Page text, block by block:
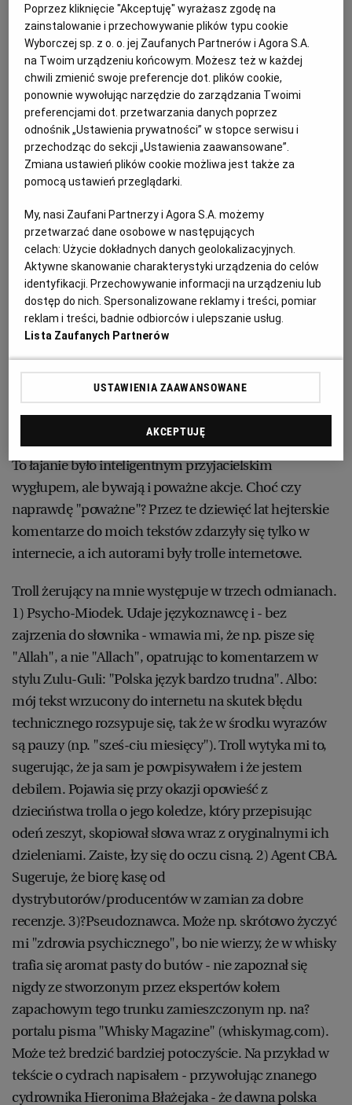
WARSZAWA
WROCŁAW
ZAKOPANE
ZIELONA GÓRA
warszawskiej restauracji, jedliśmy kolację i - jak to
mówią w "Monty Pythonie" - nie spodziewaliśmy się
Hiszpańskiej Inkwizycji. Wtem pojawił się Dystrybutor
i huzia na mnie! - Coś ty najlepszego narobił? - mówi. -
Napisałeś o tej białej kadarce [kuriozum - białe wino z
czerwonych gron odmiany kadarka - przyp. autora] i
teraz każdy jej chce. Sprzedałem już wszystko, co
miałem, a ludzie ciągle pytają. I co ja mam im
powiedzieć?!
To łajanie było inteligentnym przyjacielskim
wygłupem, ale bywają i poważne akcje. Choć czy
naprawdę "poważne"? Przez te dziewięć lat hejterskie
komentarze do moich tekstów zdarzyły się tylko w
internecie, a ich autorami były trolle internetowe.
Troll żerujący na mnie występuje w trzech odmianach.
1) Psycho-Miodek. Udaje językoznawcę i - bez
zajrzenia do słownika - wmawia mi, że np. pisze się
"Allah", a nie "Allach", opatrując to komentarzem w
stylu Zulu-Guli: "Polska język bardzo trudna". Albo:
mój tekst wrzucony do internetu na skutek błędu
technicznego rozsypuje się, tak że w środku wyrazów
są pauzy (np. "sześ-ciu miesięcy"). Troll wytyka mi to,
sugerując, że ja sam je powpisywałem i że jestem
debilem. Pojawia się przy okazji opowieść z
dzieciństwa trolla o jego koledze, który przepisując
odeń zeszyt, skopiował słowa wraz z oryginalnymi ich
dzieleniami. Zaiste, łzy się do oczu cisną. 2) Agent CBA.
Sugeruje, że biorę kasę od
dystrybutorów/producentów w zamian za dobre
recenzje. 3)?Pseudoznawca. Może np. skrótowo życzyć
mi "zdrowia psychicznego", bo nie wierzy, że w whisky
trafia się aromat pasty do butów - nie zapoznał się
nigdy ze stworzonym przez ekspertów kołem
zapachowym tego trunku zamieszczonym np. na?
portalu pisma "Whisky Magazine" (whiskymag.com).
Może też bredzić bardziej potoczyście. Na przykład w
tekście o cydrach napisałem - przywołując znanego
cydrownika Hieronima Błażejaka - że dawna polska
Poprzez kliknięcie "Akceptuję" wyrażasz zgodę na
zainstalowanie i przechowywanie plików typu cookie
Wyborczej sp. z o. o. jej Zaufanych Partnerów i Agora S.A.
na Twoim urządzeniu końcowym. Możesz też w każdej
chwili zmienić swoje preferencje dot. plików cookie,
ponownie wywołując narzędzie do zarządzania Twoimi
preferencjami dot. przetwarzania danych poprzez
odnośnik „Ustawienia prywatności” w stopce serwisu i
przechodząc do sekcji „Ustawienia zaawansowane”.
Zmiana ustawień plików cookie możliwa jest także za
pomocą ustawień przeglądarki.
My, nasi Zaufani Partnerzy i Agora S.A. możemy
przetwarzać dane osobowe w następujących
celach:Użycie dokładnych danych geolokalizacyjnych.
Aktywne skanowanie charakterystyki urządzenia do celów
identyfikacji. Przechowywanie informacji na urządzeniu lub
dostęp do nich. Spersonalizowane reklamy i treści, pomiar
reklam i treści, badnie odbiorców i ulepszanie usług.
Lista Zaufanych Partnerów
USTAWIENIA ZAAWANSOWANE
AKCEPTUJĘ